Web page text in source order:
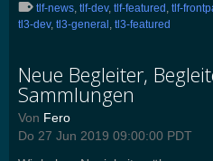
tlf-news, tlf-dev, tlf-featured , tlf-
tl3-dev, tl3-general , tl3-featured
Neue Begleiter,
Sammlungen
Von Fero
Do 27 Jun 2019 09:00:00 PDT